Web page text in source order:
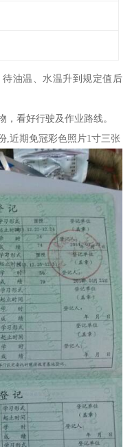
油温、水温升到规定值后
看好行驶及作业路线。
,近期免冠彩色照片1寸三张